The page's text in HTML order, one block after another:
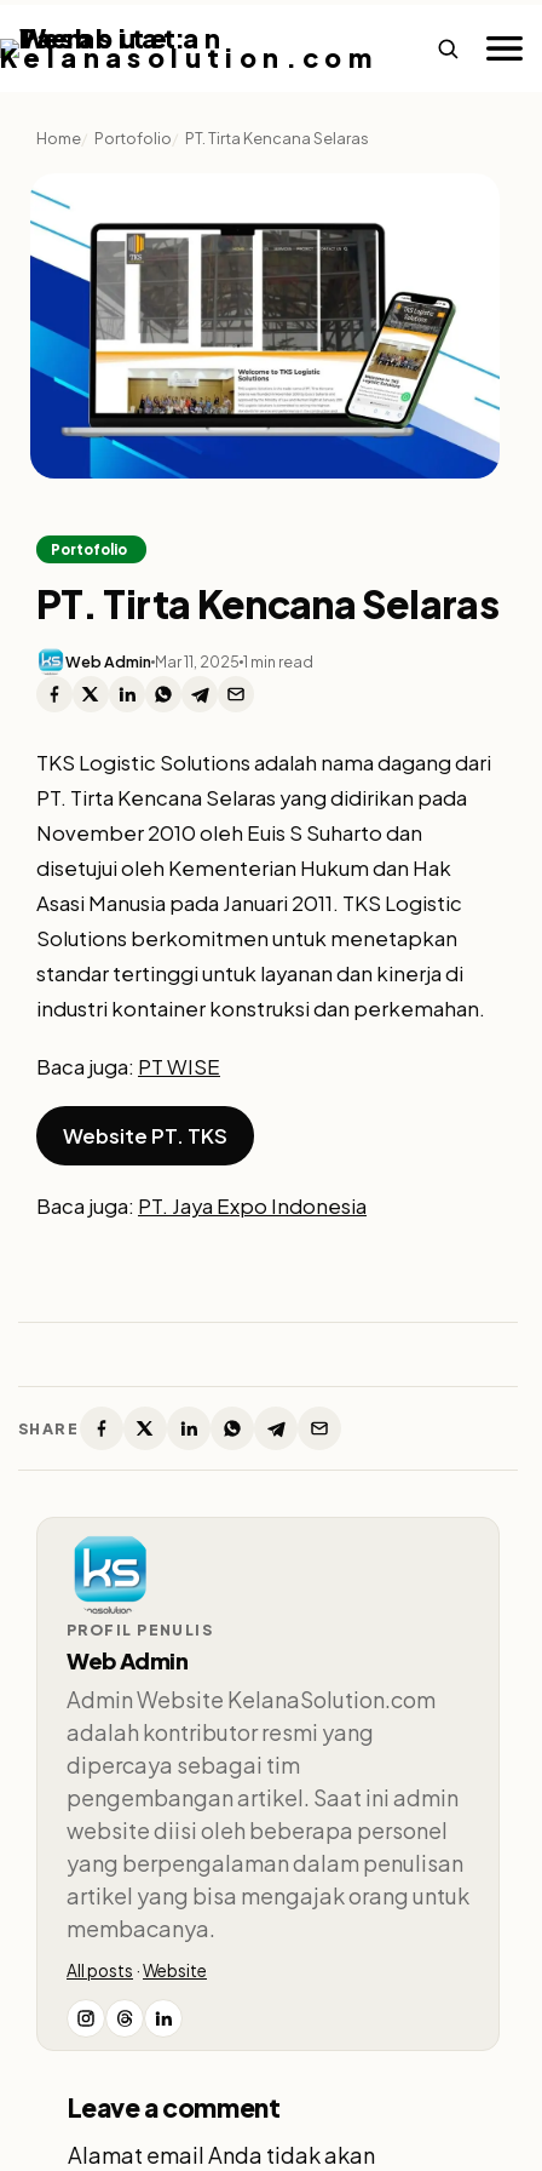
Home Portofolio PT. Tirta Kencana Selaras
Portofolio
PT. Tirta Kencana Selaras
Web Admin Mar 11, 2025 1 min read
TKS Logistic Solutions adalah nama dagang dari
PT. Tirta Kencana Selaras yang didirikan pada
November 2010 oleh Euis S Suharto dan
disetujui oleh Kementerian Hukum dan Hak
Asasi Manusia pada Januari 2011. TKS Logistic
Solutions berkomitmen untuk menetapkan
standar tertinggi untuk layanan dan kinerja di
industri kontainer konstruksi dan perkemahan.
Baca juga: PT WISE
Website PT. TKS
Baca juga: PT. Jaya Expo Indonesia
SHARE
PROFIL PENULIS
Web Admin
Admin Website KelanaSolution.com
adalah kontributor resmi yang
dipercaya sebagai tim
pengembangan artikel. Saat ini admin
website diisi oleh beberapa personel
yang berpengalaman dalam penulisan
artikel yang bisa mengajak orang untuk
membacanya.
All posts ·Website
Leave a comment
Alamat email Anda tidak akan